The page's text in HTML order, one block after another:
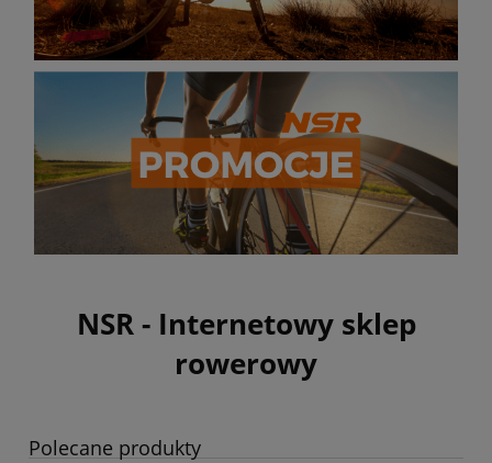
NSR - Internetowy sklep
rowerowy
Polecane produkty